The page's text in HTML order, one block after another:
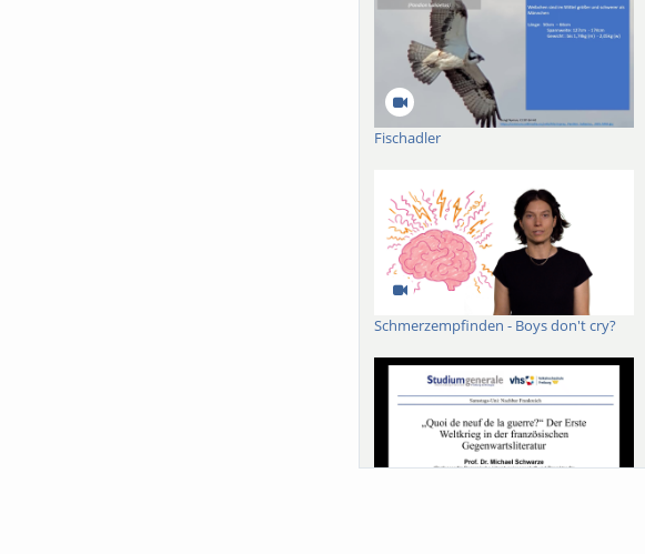
Fischadler
Schmerzempfinden - Boys don't cry?